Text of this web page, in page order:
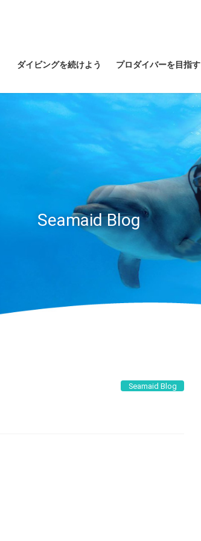
ダイビングを続けよう プロダイバーを目指す
Seamaid Blog
Seamaid Blog